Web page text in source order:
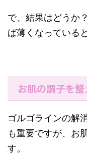
で、結果はどうか
ば薄くなってい
お肌の調子を
ゴルゴラインの解
も重要ですが、お
す。